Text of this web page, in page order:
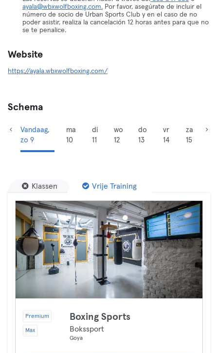
ayala@wbxwolfboxing.com. Por favor, asegúrate de incluir el
número de socio de Urban Sports Club y en el caso de no
poder asistir, realiza la cancelación 12 horas antes para que no
se te penalice.
Website
https://ayala.wbxwolfboxing.com/
Schema
Vandaag,
zo 9
ma
10
di
11
wo
12
do
13
vr
14
za
15
Klassen Vrije Training
Premium
Max
Boxing Sports
Bokssport
Goya